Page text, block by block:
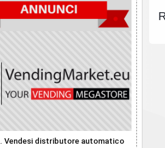
Vendesi distributore automatico